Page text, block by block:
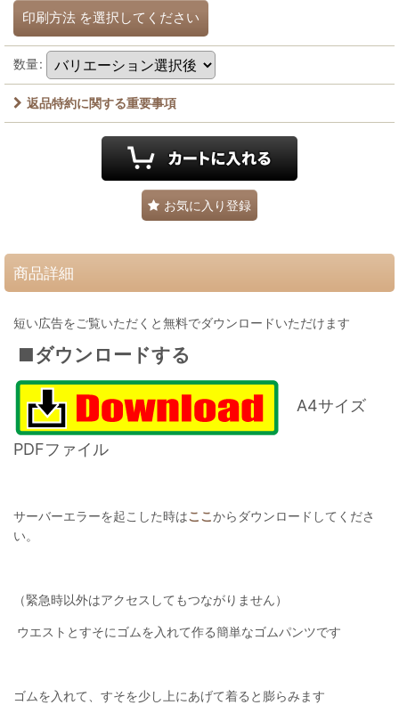
印刷方法 を選択してください
数量:
返品特約に関する重要事項
お気に入り登録
商品詳細
短い広告をご覧いただくと無料でダウンロードいただけます
■ダウンロードする
A4サイズ
PDFファイル
サーバーエラーを起こした時はここからダウンロードしてくださ
い。
（緊急時以外はアクセスしてもつながりません）
ウエストとすそにゴムを入れて作る簡単なゴムパンツです
ゴムを入れて、すそを少し上にあげて着ると膨らみます